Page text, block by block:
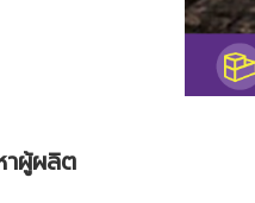
ผู้ผลิต